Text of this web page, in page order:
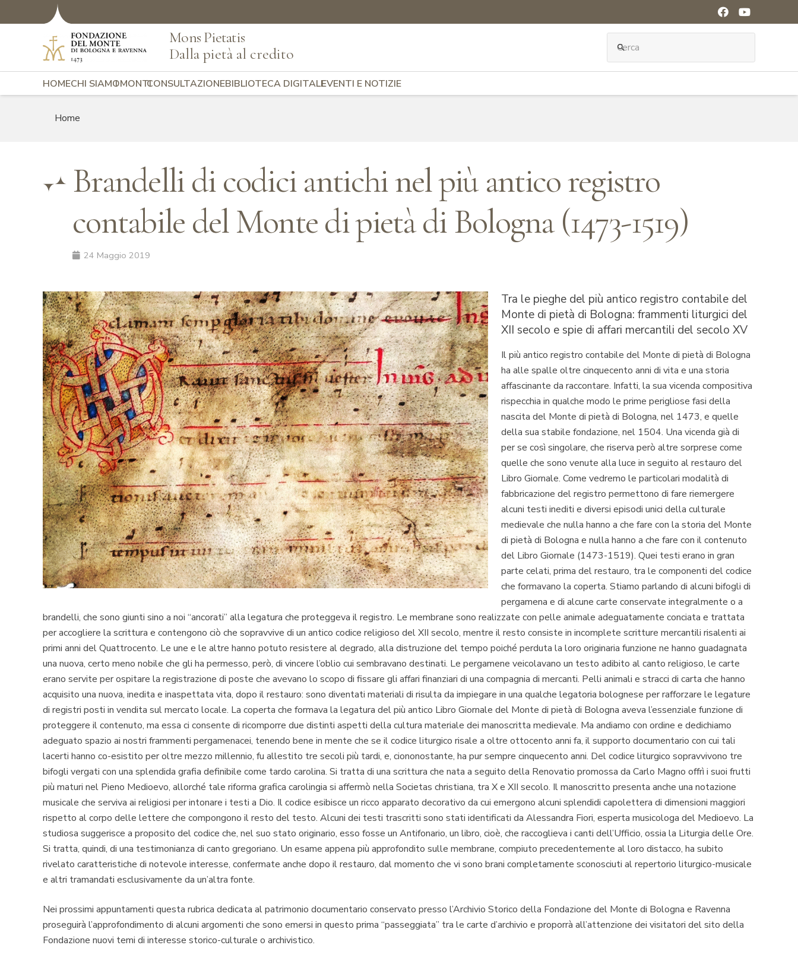
Mons Pietatis
Dalla pietà al credito
search
HOMECHI SIAMOI MONTICONSULTAZIONEBIBLIOTECA DIGITALEEVENTI E NOTIZIE
Home
Brandelli di codici antichi nel più antico registro
contabile del Monte di pietà di Bologna (1473-1519)
24 Maggio 2019
Tra le pieghe del più antico registro contabile del
Monte di pietà di Bologna: frammenti liturgici del
XII secolo e spie di affari mercantili del secolo XV
Il più antico registro contabile del Monte di pietà di Bologna
ha alle spalle oltre cinquecento anni di vita e una storia
affascinante da raccontare. Infatti, la sua vicenda compositiva
rispecchia in qualche modo le prime perigliose fasi della
nascita del Monte di pietà di Bologna, nel 1473, e quelle
della sua stabile fondazione, nel 1504. Una vicenda già di
per se così singolare, che riserva però altre sorprese come
quelle che sono venute alla luce in seguito al restauro del
Libro Giornale. Come vedremo le particolari modalità di
fabbricazione del registro permettono di fare riemergere
alcuni testi inediti e diversi episodi unici della culturale
medievale che nulla hanno a che fare con la storia del Monte
di pietà di Bologna e nulla hanno a che fare con il contenuto
del Libro Giornale (1473-1519). Quei testi erano in gran
parte celati, prima del restauro, tra le componenti del codice
che formavano la coperta. Stiamo parlando di alcuni bifogli di
pergamena e di alcune carte conservate integralmente o a
brandelli, che sono giunti sino a noi “ancorati” alla legatura che proteggeva il registro. Le membrane sono realizzate con pelle animale adeguatamente conciata e trattata
per accogliere la scrittura e contengono ciò che sopravvive di un antico codice religioso del XII secolo, mentre il resto consiste in incomplete scritture mercantili risalenti ai
primi anni del Quattrocento. Le une e le altre hanno potuto resistere al degrado, alla distruzione del tempo poiché perduta la loro originaria funzione ne hanno guadagnata
una nuova, certo meno nobile che gli ha permesso, però, di vincere l’oblio cui sembravano destinati. Le pergamene veicolavano un testo adibito al canto religioso, le carte
erano servite per ospitare la registrazione di poste che avevano lo scopo di fissare gli affari finanziari di una compagnia di mercanti. Pelli animali e stracci di carta che hanno
acquisito una nuova, inedita e inaspettata vita, dopo il restauro: sono diventati materiali di risulta da impiegare in una qualche legatoria bolognese per rafforzare le legature
di registri posti in vendita sul mercato locale. La coperta che formava la legatura del più antico Libro Giornale del Monte di pietà di Bologna aveva l’essenziale funzione di
proteggere il contenuto, ma essa ci consente di ricomporre due distinti aspetti della cultura materiale dei manoscritta medievale. Ma andiamo con ordine e dedichiamo
adeguato spazio ai nostri frammenti pergamenacei, tenendo bene in mente che se il codice liturgico risale a oltre ottocento anni fa, il supporto documentario con cui tali
lacerti hanno co-esistito per oltre mezzo millennio, fu allestito tre secoli più tardi, e, ciononostante, ha pur sempre cinquecento anni. Del codice liturgico sopravvivono tre
bifogli vergati con una splendida grafia definibile come tardo carolina. Si tratta di una scrittura che nata a seguito della Renovatio promossa da Carlo Magno offrì i suoi frutti
più maturi nel Pieno Medioevo, allorché tale riforma grafica carolingia si affermò nella Societas christiana, tra X e XII secolo. Il manoscritto presenta anche una notazione
musicale che serviva ai religiosi per intonare i testi a Dio. Il codice esibisce un ricco apparato decorativo da cui emergono alcuni splendidi capolettera di dimensioni maggiori
rispetto al corpo delle lettere che compongono il resto del testo. Alcuni dei testi trascritti sono stati identificati da Alessandra Fiori, esperta musicologa del Medioevo. La
studiosa suggerisce a proposito del codice che, nel suo stato originario, esso fosse un Antifonario, un libro, cioè, che raccoglieva i canti dell’Ufficio, ossia la Liturgia delle Ore.
Si tratta, quindi, di una testimonianza di canto gregoriano. Un esame appena più approfondito sulle membrane, compiuto precedentemente al loro distacco, ha subito
rivelato caratteristiche di notevole interesse, confermate anche dopo il restauro, dal momento che vi sono brani completamente sconosciuti al repertorio liturgico-musicale
e altri tramandati esclusivamente da un’altra fonte.
Nei prossimi appuntamenti questa rubrica dedicata al patrimonio documentario conservato presso l’Archivio Storico della Fondazione del Monte di Bologna e Ravenna
proseguirà l’approfondimento di alcuni argomenti che sono emersi in questo prima “passeggiata” tra le carte d’archivio e proporrà all’attenzione dei visitatori del sito della
Fondazione nuovi temi di interesse storico-culturale o archivistico.